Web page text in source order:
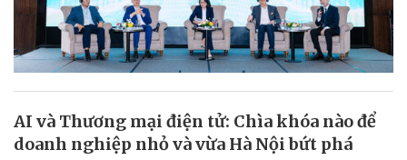
AI và Thương mại điện tử: Chìa khóa nào để
doanh nghiệp nhỏ và vừa Hà Nội bứt phá